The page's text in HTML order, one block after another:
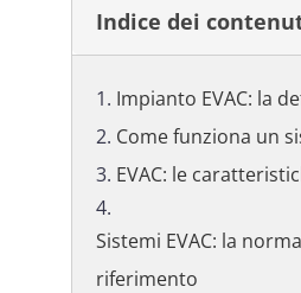
Indice dei
Impianto EVAC: la
Come funziona un
EVAC: le
Sistemi EVAC: la
riferimento